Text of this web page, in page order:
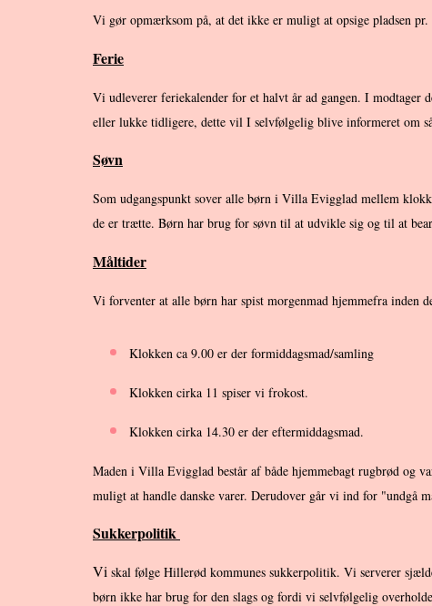
Vi gør opmærksom på, at det ikke er muligt at opsige pladsen
Ferie
Vi udleverer feriekalender for et halvt år ad gangen. I modtager
eller lukke tidligere, dette vil I selvfølgelig blive informeret om
Søvn
Som udgangspunkt sover alle børn i Villa Evigglad mellem
de er trætte. Børn har brug for søvn til at udvikle sig og til at
Måltider
Vi forventer at alle børn har spist morgenmad hjemmefra inden
Klokken ca 9.00 er der formiddagsmad/samling
Klokken cirka 11 spiser vi frokost.
Klokken cirka 14.30 er
Maden i Villa Evigglad består af både hjemmebagt rugbrød og
muligt at handle danske varer. Derudover går vi ind for "undgå
Sukkerpolitik
Vi skal følge Hillerød kommunes sukkerpolitik. Vi serverer
børn ikke har brug for den slags og fordi vi selvfølgelig